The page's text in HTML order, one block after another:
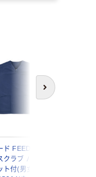
次へ
ド FEEDデイ
クラブ バック
ト付(男女兼